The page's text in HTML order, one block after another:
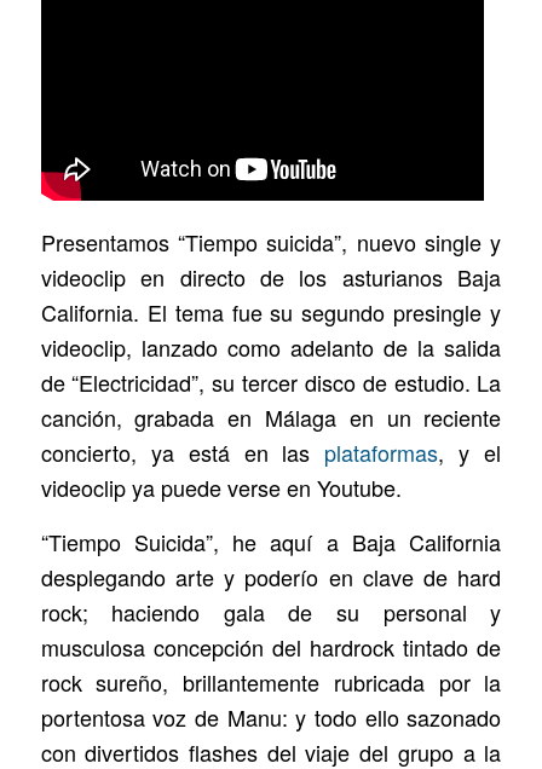
Presentamos “Tiempo suicida”, nuevo single y
videoclip en directo de los asturianos Baja
California. El tema fue su segundo presingle y
videoclip, lanzado como adelanto de la salida
de “Electricidad”, su tercer disco de estudio. La
canción, grabada en Málaga en un reciente
concierto, ya está en las plataformas, y el
videoclip ya puede verse en Youtube.
“Tiempo Suicida”, he aquí a Baja California
desplegando arte y poderío en clave de hard
rock; haciendo gala de su personal y
musculosa concepción del hardrock tintado de
rock sureño, brillantemente rubricada por la
portentosa voz de Manu: y todo ello sazonado
con divertidos flashes del viaje del grupo a la